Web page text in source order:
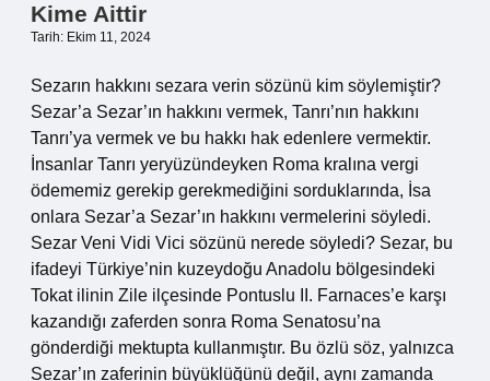
Kime Aittir
Tarih: Ekim 11, 2024
Sezarın hakkını sezara verin sözünü kim söylemiştir?
Sezar’a Sezar’ın hakkını vermek, Tanrı’nın hakkını
Tanrı’ya vermek ve bu hakkı hak edenlere vermektir.
İnsanlar Tanrı yeryüzündeyken Roma kralına vergi
ödememiz gerekip gerekmediğini sorduklarında, İsa
onlara Sezar’a Sezar’ın hakkını vermelerini söyledi.
Sezar Veni Vidi Vici sözünü nerede söyledi? Sezar, bu
ifadeyi Türkiye’nin kuzeydoğu Anadolu bölgesindeki
Tokat ilinin Zile ilçesinde Pontuslu II. Farnaces’e karşı
kazandığı zaferden sonra Roma Senatosu’na
gönderdiği mektupta kullanmıştır. Bu özlü söz, yalnızca
Sezar’ın zaferinin büyüklüğünü değil, aynı zamanda